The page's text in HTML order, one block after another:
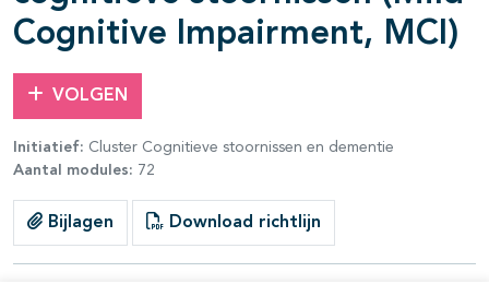
Cognitive Impairment, MCI)
VOLGEN
Initiatief: Cluster Cognitieve stoornissen en dementie
Aantal modules: 72
Bijlagen Download richtlijn
open- en dichtklappen
open- en dichtklappen